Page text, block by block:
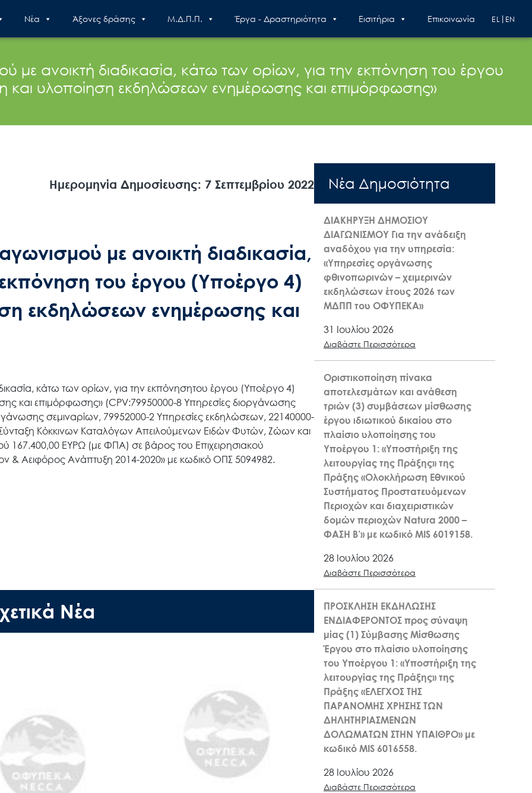
Nέα Άξονες δράσης Μ.Δ.Π.Π. Έργα - Δραστηριότητα Εισιτήρια Επικοινωνία EN
EL
for:
Ο.ΦΥ.ΠΕ.Κ.Α.
Άξονες δράσης
με ανοικτή διαδικασία, κάτω των ορίων, για την εκπόνηση του έργου
υλοποίηση εκδηλώσεων ενημέρωσης και επιμόρφωσης»
Ημερομηνία Δημοσίευσης: 7 Σεπτεμβρίου 2022
με ανοικτή διαδικασία,
του έργου (Υποέργο 4)
εκδηλώσεων ενημέρωσης και
κάτω των ορίων, για την εκπόνησητου έργου (Υποέργο 4)
και επιμόρφωσης» (CPV:79950000-8 Υπηρεσίες διοργάνωσης
σεμιναρίων, 79952000-2 Υπηρεσίες εκδηλώσεων, 22140000-
Κόκκινων Καταλόγων Απειλούμενων Ειδών Φυτών, Ζώων και
167.400,00 ΕΥΡΩ (με ΦΠΑ) σε βάρος του Επιχειρησιακού
Αειφόρος Ανάπτυξη 2014-2020» με κωδικό ΟΠΣ 5094982.
Νέα
Nέα Δημοσιότητα
ΔΙΑΚΗΡΥΞΗ ΔΗΜΟΣΙΟΥ
ΔΙΑΓΩΝΙΣΜΟΥ Για την ανάδειξη
αναδόχου για την υπηρεσία:
«Υπηρεσίες οργάνωσης
φθινοπωρινών – χειμερινών
εκδηλώσεων έτους 2026 των
ΜΔΠΠ του ΟΦΥΠΕΚΑ»
31 Ιουλίου 2026
Διαβάστε Περισσότερα
Οριστικοποίηση πίνακα
αποτελεσμάτων και ανάθεση
τριών (3) συμβάσεων μίσθωσης
έργου ιδιωτικού δικαίου στο
πλαίσιο υλοποίησης του
Υποέργου 1: «Υποστήριξη της
λειτουργίας της Πράξης» της
Πράξης «Ολοκλήρωση Εθνικού
Συστήματος Προστατευόμενων
Περιοχών και διαχειριστικών
δομών περιοχών Natura 2000 –
ΦΑΣΗ Β’» με κωδικό MIS 6019158.
28 Ιουλίου 2026
Διαβάστε Περισσότερα
ΠΡΟΣΚΛΗΣΗ ΕΚΔΗΛΩΣΗΣ
ΕΝΔΙΑΦΕΡΟΝΤΟΣ προς σύναψη
μίας (1) Σύμβασης Μίσθωσης
Έργου στο πλαίσιο υλοποίησης
του Υποέργου 1: «Υποστήριξη της
λειτουργίας της Πράξης» της
Πράξης «ΕΛΕΓΧΟΣ ΤΗΣ
ΠΑΡΑΝΟΜΗΣ ΧΡΗΣΗΣ ΤΩΝ
ΔΗΛΗΤΗΡΙΑΣΜΕΝΩΝ
ΔΟΛΩΜΑΤΩΝ ΣΤΗΝ ΥΠΑΙΘΡΟ» με
κωδικό MIS 6016558.
28 Ιουλίου 2026
Διαβάστε Περισσότερα